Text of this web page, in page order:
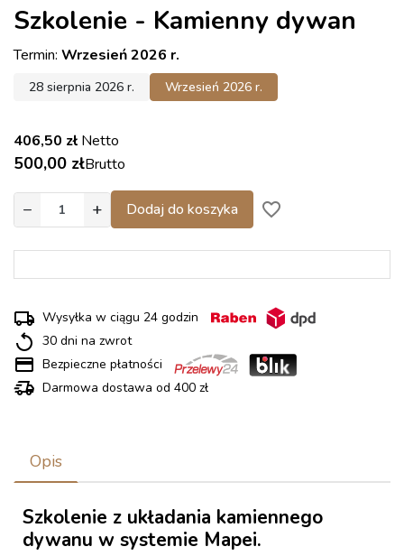
Szkolenie - Kamienny dywan
Termin: Wrzesień 2026 r.
28 sierpnia 2026 r. Wrzesień 2026 r.
406,50 zł Netto
500,00 złBrutto
− + Dodaj do koszyka favorite_border
Wysyłka w ciągu 24 godzin
30 dni na zwrot
Bezpieczne płatności
Darmowa dostawa od 400 zł
Opis
Szkolenie z układania kamiennego
dywanu w systemie Mapei.